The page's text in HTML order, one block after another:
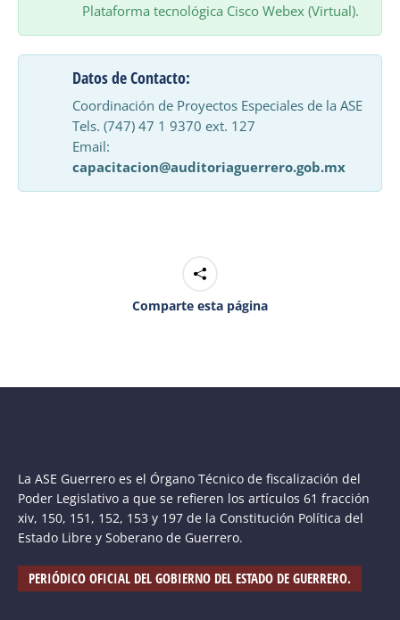
Plataforma tecnológica Cisco Webex (Virtual).
Datos de Contacto:
Coordinación de Proyectos Especiales de la ASE
Tels. (747) 47 1 9370 ext. 127
Email:
capacitacion@auditoriaguerrero.gob.mx
Comparte esta página
La ASE Guerrero es el Órgano Técnico de fiscalización del
Poder Legislativo a que se refieren los artículos 61 fracción
xiv, 150, 151, 152, 153 y 197 de la Constitución Política del
Estado Libre y Soberano de Guerrero.
PERIÓDICO OFICIAL DEL GOBIERNO DEL ESTADO DE GUERRERO.